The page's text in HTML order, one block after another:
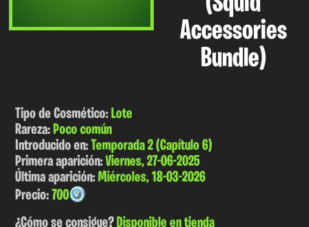
Accessories
Bundle)
Tipo de Cosmético:Lote
Rareza:Poco común
Introducido en:Temporada 2 (Capítulo 6)
Primera aparición:Viernes, 27-06-2025
Última aparición:Miércoles, 18-03-2026
Precio:700
¿Cómo se consigue?Disponible en tienda